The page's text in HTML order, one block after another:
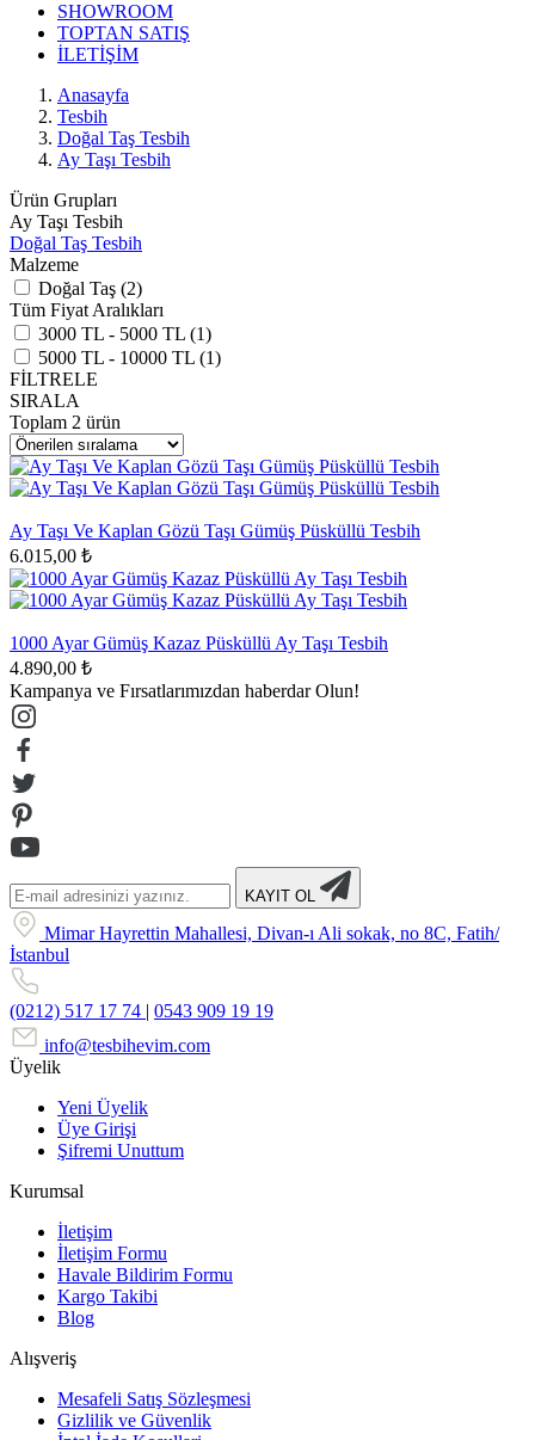
SHOWROOM
TOPTAN SATIŞ
İLETİŞİM
Anasayfa
Tesbih
Doğal Taş Tesbih
Ay Taşı Tesbih
Ürün Grupları
Ay Taşı Tesbih
Doğal Taş Tesbih
Malzeme
Doğal Taş (2)
Tüm Fiyat Aralıkları
3000 TL - 5000 TL (1)
5000 TL - 10000 TL (1)
FİLTRELE
SIRALA
Toplam 2 ürün
Ay Taşı Ve Kaplan Gözü Taşı Gümüş Püsküllü Tesbih
6.015,00 ₺
1000 Ayar Gümüş Kazaz Püsküllü Ay Taşı Tesbih
4.890,00 ₺
Kampanya ve Fırsatlarımızdan haberdar Olun!
KAYIT OL
Mimar Hayrettin Mahallesi, Divan-ı Ali sokak, no 8C, Fatih/
İstanbul
(0212) 517 17 74 | 0543 909 19 19
info@tesbihevim.com
Üyelik
Yeni Üyelik
Üye Girişi
Şifremi Unuttum
Kurumsal
İletişim
İletişim Formu
Havale Bildirim Formu
Kargo Takibi
Blog
Alışveriş
Mesafeli Satış Sözleşmesi
Gizlilik ve Güvenlik